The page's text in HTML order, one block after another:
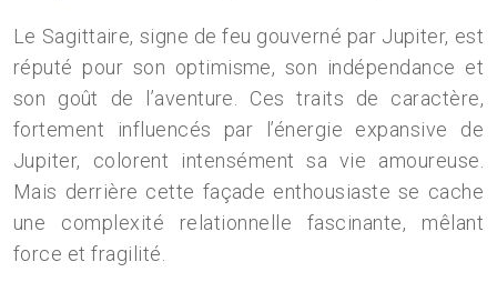
Le Sagittaire, signe de feu gouverné par Jupiter, est
réputé pour son optimisme, son indépendance et
son goût de l’aventure. Ces traits de caractère,
fortement influencés par l’énergie expansive de
Jupiter, colorent intensément sa vie amoureuse.
Mais derrière cette façade enthousiaste se cache
une complexité relationnelle fascinante, mêlant
force et fragilité.